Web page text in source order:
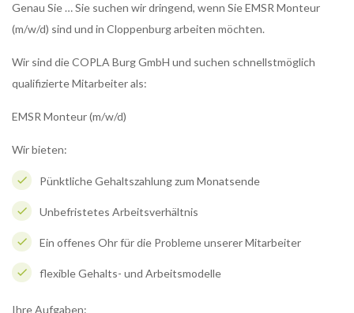
Genau Sie … Sie suchen wir dringend, wenn Sie EMSR Monteur
(m/w/d) sind und in Cloppenburg arbeiten möchten.
Wir sind die COPLA Burg GmbH und suchen schnellstmöglich
qualifizierte Mitarbeiter als:
EMSR Monteur (m/w/d)
Wir bieten:
Pünktliche Gehaltszahlung zum Monatsende
Unbefristetes Arbeitsverhältnis
Ein offenes Ohr für die Probleme unserer Mitarbeiter
flexible Gehalts- und Arbeitsmodelle
Ihre Aufgaben: